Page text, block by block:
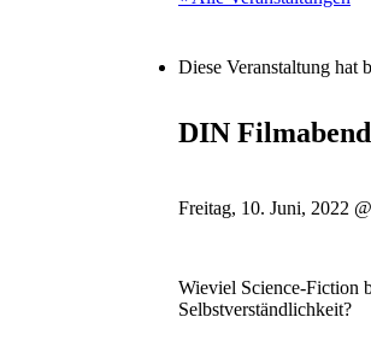
Diese Veranstaltung hat
DIN
Freitag, 10. Juni, 2022 @
Wieviel Science-Fiction
Selbstverständlichkeit?